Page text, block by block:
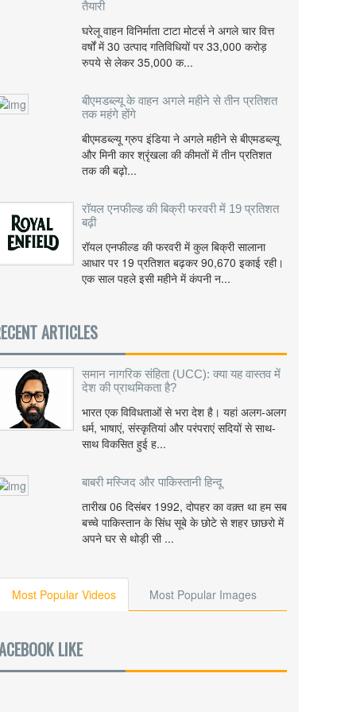
तैयारी
घरेलू वाहन विनिर्माता टाटा मोटर्स ने अगले चार वित्त
वर्षों में 30 उत्पाद गतिविधियों पर 33,000 करोड़
रुपये से लेकर 35,000 क...
बीएमडब्ल्यू के वाहन अगले महीने से तीन प्रतिशत
तक महंगे होंगे
बीएमडब्ल्यू ग्रुप इंडिया ने अगले महीने से बीएमडब्ल्यू
और मिनी कार श्रृंखला की कीमतों में तीन प्रतिशत
तक की बढ़ो...
रॉयल एनफील्ड की बिक्री फरवरी में 19 प्रतिशत
बढ़ी
रॉयल एनफील्ड की फरवरी में कुल बिक्री सालाना
आधार पर 19 प्रतिशत बढ़कर 90,670 इकाई रही।
एक साल पहले इसी महीने में कंपनी न...
ARTICLES
समान नागरिक संहिता (UCC): क्या यह वास्तव में
देश की प्राथमिकता है?
भारत एक विविधताओं से भरा देश है। यहां अलग-अलग
धर्म, भाषाएं, संस्कृतियां और परंपराएं सदियों से साथ-
साथ विकसित हुई ह...
बाबरी मस्जिद और पाकिस्तानी हिन्दू
तारीख 06 दिसंबर 1992, दोपहर का वक़्त था हम सब
बच्चे पाकिस्तान के सिंध सूबे के छोटे से शहर छाछरो में
अपने घर से थोड़ी सी ...
Most Popular Videos Most Popular Images
LIKE